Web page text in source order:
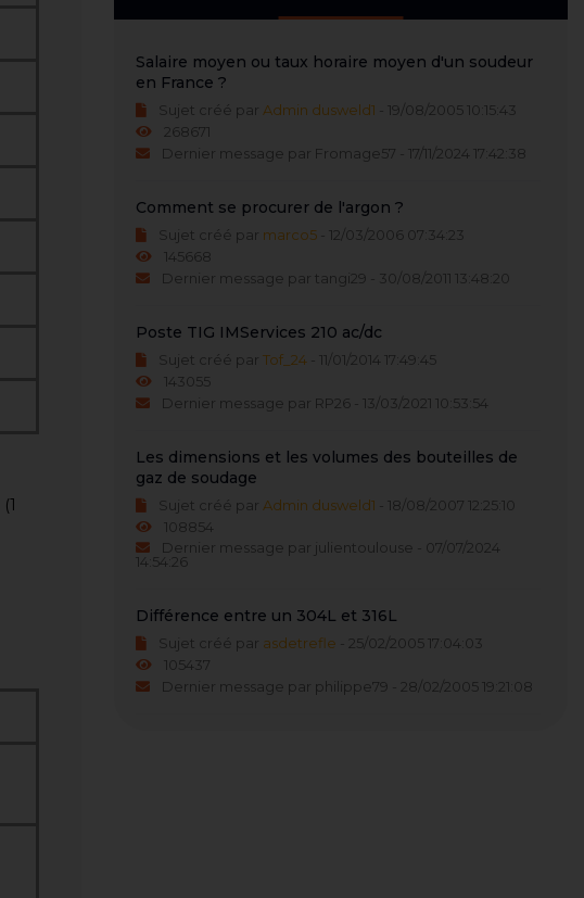
(1
Salaire moyen ou taux horaire moyen d'un soudeur
en France ?
Sujet créé par Admin dusweld1 - 19/08/2005 10:15:43
268671
Dernier message par Fromage57 - 17/11/2024 17:42:38
Comment se procurer de l'argon ?
Sujet créé par marco5 - 12/03/2006 07:34:23
145668
Dernier message par tangi29 - 30/08/2011 13:48:20
Poste TIG IMServices 210 ac/dc
Sujet créé par Tof_24 - 11/01/2014 17:49:45
143055
Dernier message par RP26 - 13/03/2021 10:53:54
Les dimensions et les volumes des bouteilles de
gaz de soudage
Sujet créé par Admin dusweld1 - 18/08/2007 12:25:10
108854
Dernier message par julientoulouse - 07/07/2024
14:54:26
Différence entre un 304L et 316L
Sujet créé par asdetrefle - 25/02/2005 17:04:03
105437
Dernier message par philippe79 - 28/02/2005 19:21:08